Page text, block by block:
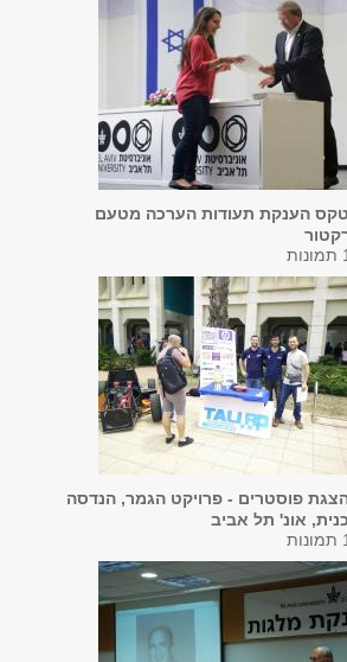
טקס הענקת תעודות הערכה מטעם
פוסטרים - פרויקט הגמר, הנדסה
אונ' תל אביב